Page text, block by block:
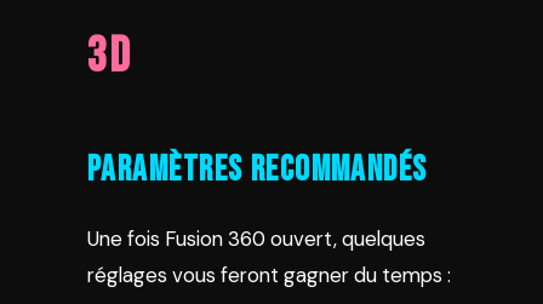
3D
Paramètres Recommandés
Une fois Fusion 360 ouvert, quelques
réglages vous feront gagner du temps :